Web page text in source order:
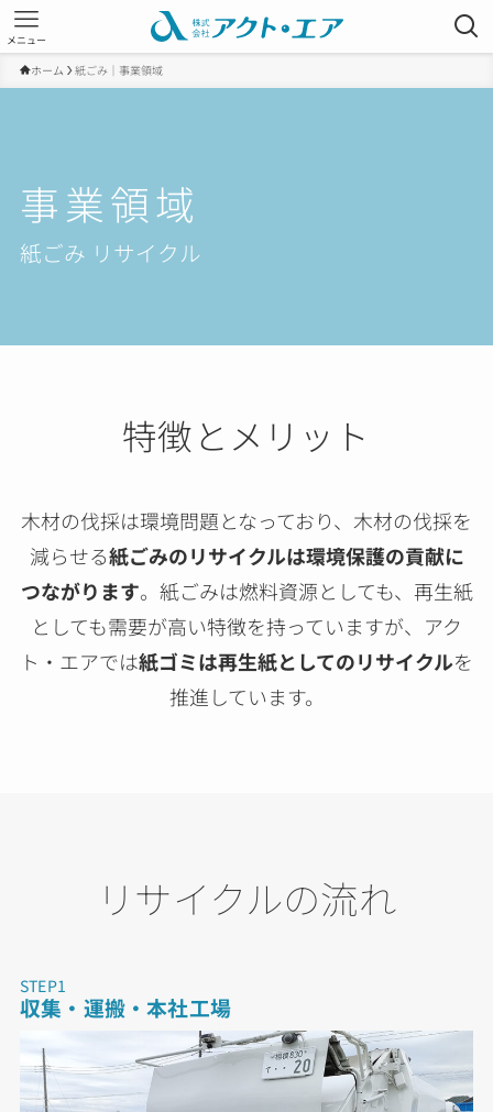
メニュー
ホーム 紙ごみ｜事業領域
事業領域
紙ごみ リサイクル
特徴とメリット
木材の伐採は環境問題となっており、木材の伐採を
減らせる紙ごみのリサイクルは環境保護の貢献に
つながります。 紙ごみは燃料資源としても、再生紙
としても需要が高い特徴を持っていますが、 アク
ト・エアでは紙ゴミは再生紙としてのリサイクルを
推進しています。
リサイクルの流れ
STEP1
収集・運搬・本社工場